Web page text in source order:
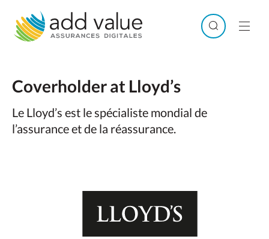
Skip
to
content
Search
Coverholder at Lloyd’s
Le Lloyd’s est le spécialiste mondial de
l’assurance et de la réassurance.